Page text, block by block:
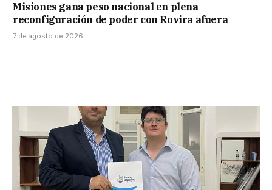
Misiones gana peso nacional en plena
reconfiguración de poder con Rovira afuera
7 de agosto de 2026